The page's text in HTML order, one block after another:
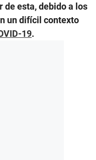
de esta, debido a los
un difícil contexto
19.